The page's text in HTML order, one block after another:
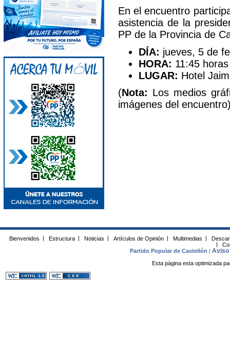
En el encuentro
asistencia de la
PP de la Provincia de
DÍA: jueves, 5 de
HORA: 11:45 horas
LUGAR: Hotel
(Nota: Los medios
imágenes del
Bienvenidos | Estructura | Noticias | Artículos de Opinión | Multimedias |
|
Partido Popular de Castellón |Aviso
Esta página esta optimizada